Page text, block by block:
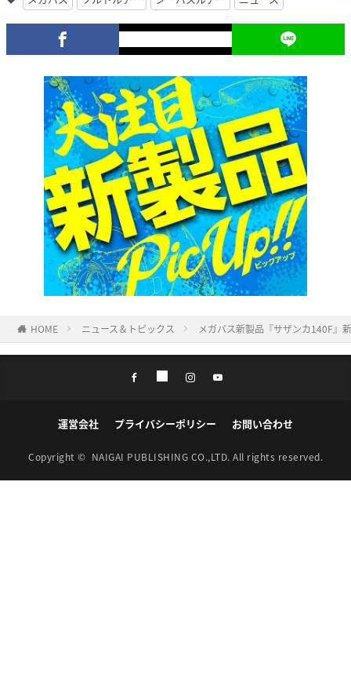
HOME ニュース＆トピックス メガバス新製品『サザンカ140F』
運営会社 プライバシーポリシー お問い合わせ
Copyright © NAIGAI PUBLISHING CO.,LTD. All rights reserved.